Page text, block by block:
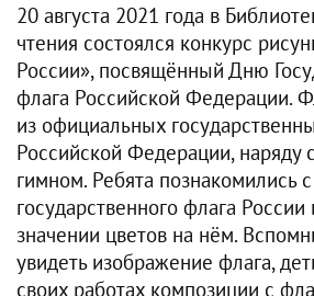
20 августа 2021 года в
чтения состоялся конкурс
России», посвящённый Дню
флага Российской Федерации.
из официальных
Российской Федерации, наряду
гимном. Ребята познакомились
государственного флага России
значении цветов на нём.
увидеть изображение флага,
своих работах композиции с